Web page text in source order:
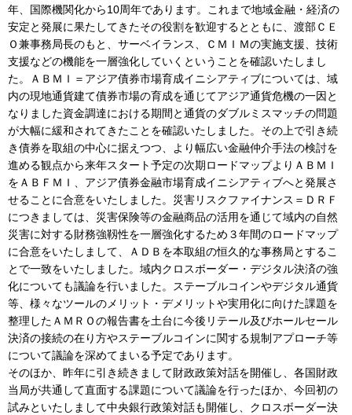
年、国際機関化から10周年であります。これまで地域金融・経済の
安定と発展に果たしてきたその役割を歓迎するとともに、渡部ＣＥ
Ｏ兼事務局長のもと、サーベイランス、ＣＭＩＭの実施支援、技術
支援などの機能を一層強化していくということを確認いたしまし
た。ＡＢＭＩ＝アジア債券市場育成イニシアティブについては、域
内の現地通貨建て債券市場の育成を通じてアジア通貨危機の一因と
なりました資金調達における期間と通貨のダブルミスマッチの問題
が大幅に緩和されてきたことを確認いたしました。その上で引き続
き債券を取組の中心に据えつつ、より幅広い金融仲介手法の検討を
進める観点から来年スタート予定の次期ロードマップよりＡＢＭＩ
をＡＢＦＭＩ、アジア債券金融市場育成イニシアティブへと発展さ
せることに合意をいたしました。災害リスクファイナンス＝ＤＲＦ
につきましては、災害保険等の金融商品の活用を通じて域内の自然
災害に対する財務強靱性を一層強化するため３年間のロードマップ
に合意をいたしまして、ＡＤＢを本取組の恒久的な事務局とするこ
とで一致をいたしました。域内クロスボーダー・デジタル決済の強
化についても議論を行いました。ステーブルコインやデジタル通貨
等、様々なツールのメリット・デメリットや実用化に向けた課題を
整理したＡＭＲＯの報告書を土台に今後リテール及びホールセール
決済の接続の在り方やステーブルコインに関する規制アプローチ等
について議論を深めてまいる予定であります。
そのほか、昨年に引き続きまして財政政策対話を開催し、各国財政
当局が共通して直面する課題について議論を行ったほか、今回初の
試みといたしまして中央銀行政策対話も開催し、クロスボーダー決